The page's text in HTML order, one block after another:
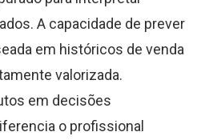
A capacidade de prever
em históricos de venda
valorizada.
em decisões
o profissional